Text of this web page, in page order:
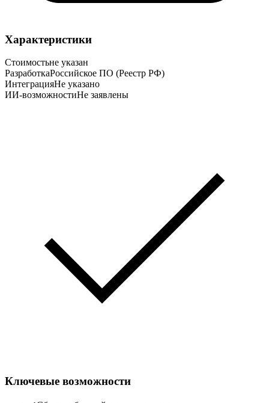
Характеристики
Стоимостьне указан
РазработкаРоссийское ПО (Реестр РФ)
ИнтеграцияНе указано
ИИ-возможностиНе заявлены
Ключевые возможности